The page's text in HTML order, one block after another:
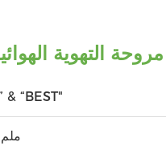
مروحة التهوية الهوائية
& “BEST"
600 ملم